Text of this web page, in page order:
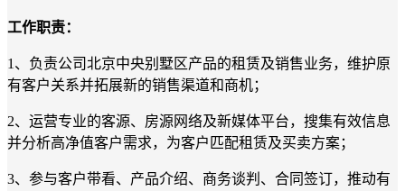
工作职责：
1、负责公司北京中央别墅区产品的租赁及销售业务，维护原
有客户关系并拓展新的销售渠道和商机；
2、 运营专业的客源、房源网络及新媒体平台， 搜集有效信息
并分析高净值客户需求， 为客户匹配租赁及买卖方案；
3、参与客户带看、产品介绍、 商务谈判、合同签订，推动有